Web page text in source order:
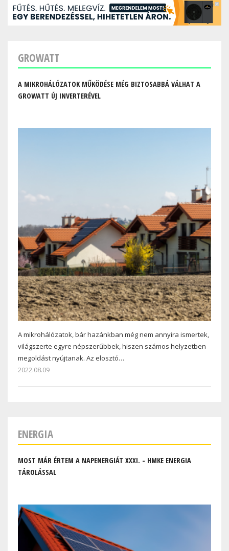
GROWATT
A MIKROHÁLÓZATOK MŰKÖDÉSE MÉG BIZTOSABBÁ VÁLHAT A
GROWATT ÚJ INVERTERÉVEL
A mikrohálózatok, bár hazánkban még nem annyira ismertek,
világszerte egyre népszerűbbek, hiszen számos helyzetben
megoldást nyújtanak. Az elosztó…
2022.08.09
ENERGIA
MOST MÁR ÉRTEM A NAPENERGIÁT XXXI. - HMKE ENERGIA
TÁROLÁSSAL